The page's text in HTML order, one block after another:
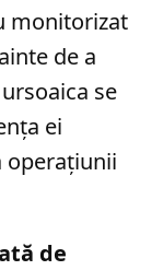
monitorizat
de a
se
ei
operațiunii
de